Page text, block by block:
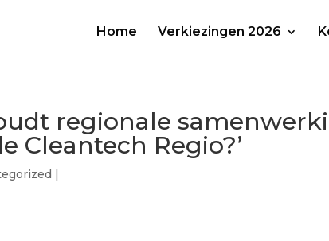
Home Verkiezingen 2026
regionale
Cleantech Regio?’
|